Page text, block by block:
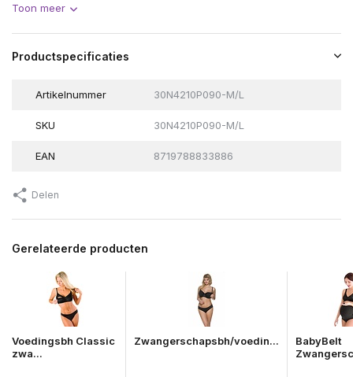
Toon meer
Productspecificaties
Artikelnummer 30N4210P090-M/L
SKU 30N4210P090-M/L
EAN 8719788833886
Delen
Gerelateerde producten
Voedingsbh Classic
zwa...
Zwangerschapsbh/voedin...
BabyBelt